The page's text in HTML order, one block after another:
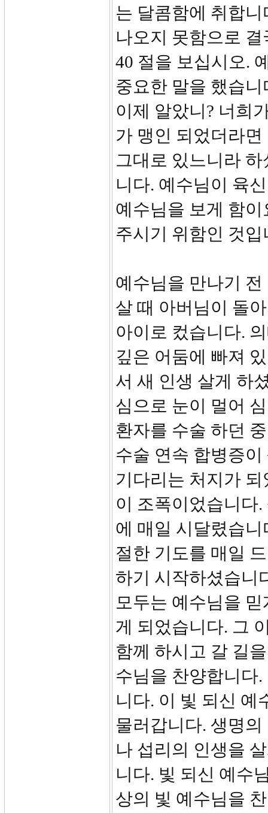
는 달콤함에 취합
나오지 못함으로
40 절을 보십시오.
중요한 말을 했습니
이제 알았니? 너희
가 맹인 되었더라
그대로 있느니라
니다. 예수님이 육
예수님을 보게 함
주시기 위함인 것입
예수님을 만나기
살 때 아버님이 돌
아이로 컸습니다.
깊은 어둠에 빠져
서 새 인생 살게 하
심으로 눈이 멀어
환자를 수술 하던
수술 연속 합병증
기다리는 처지가
이 조폭이었습니다
에 매일 시달렸습
절한 기도를 매일
하기 시작하셨습니
모두는 예수님을
게 되었습니다. 그
함께 하시고 갈 길
수님을 찬양합니다
니다. 이 빛 되신 예
물러갑니다. 생명
나 섭리의 인생을
니다. 빛 되신 예수
상의 빛 예수님을